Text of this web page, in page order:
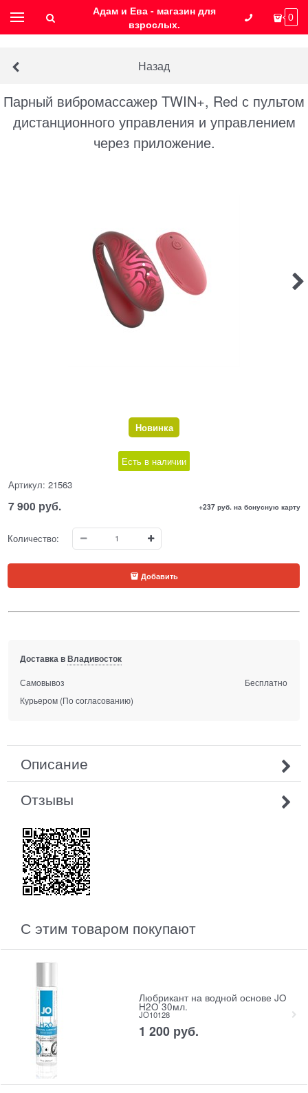
Адам и Ева - магазин для
взрослых.
0
Назад
Парный вибромассажер TWIN+, Red с пультом
дистанционного управления и управлением
через приложение.
Новинка
Есть в наличии
Артикул: 21563
7 900 руб. +237 руб. на бонусную карту
Количество:
Добавить
Доставка вВладивосток
Самовывоз
Бесплатно
Курьером (По согласованию)
Описание
Отзывы
С этим товаром покупают
Любрикант на водной основе JO
H2O 30мл.
JO10128
1 200 руб.